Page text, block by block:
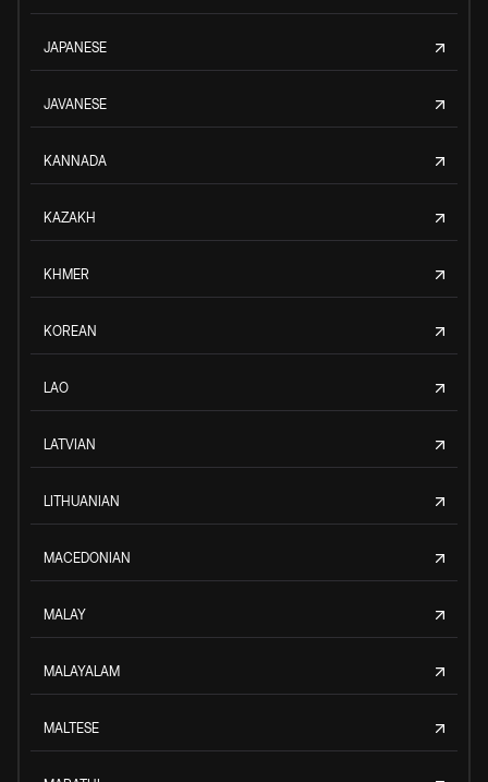
JAPANESE
JAVANESE
KANNADA
KAZAKH
KHMER
KOREAN
LAO
LATVIAN
LITHUANIAN
MACEDONIAN
MALAY
MALAYALAM
MALTESE